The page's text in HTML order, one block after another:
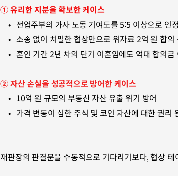
① 유리한 지분을 확보한 케이스
전업주부의 가사 노동 기여도를 5:5 이상으로 인
소송 없이 치밀한 협상만으로 위자료 2억 원 합의
혼인 기간 2년 차의 단기 이혼임에도 억대 합의금
② 자산 손실을 성공적으로 방어한 케이스
10억 원 규모의 부동산 자산 유출 위기 방어
가격 변동이 심한 주식 및 코인 자산에 대한 권리
재판장의 판결문을 수동적으로 기다리기보다, 협상